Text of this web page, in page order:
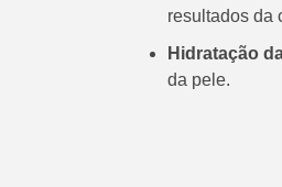
resultados da
Hidratação
da pele.